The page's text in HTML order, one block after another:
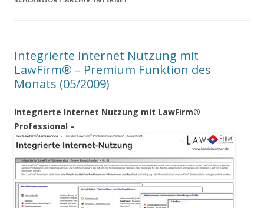
Integrierte Internet Nutzung mit
LawFirm® – Premium Funktion des
Monats (05/2009)
Integrierte Internet Nutzung mit LawFirm®
Professional –